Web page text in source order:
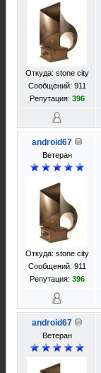
Откуда: stone city
Сообщений: 911
Репутация: 396
android67
Ветеран
Откуда: stone city
Сообщений: 911
Репутация: 396
android67
Ветеран